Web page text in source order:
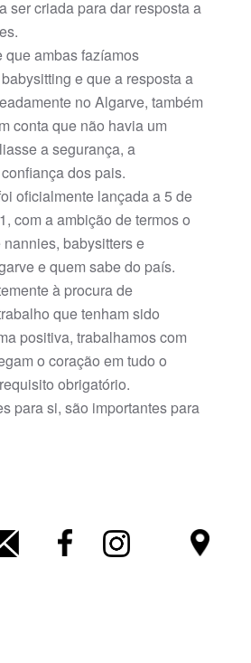
ser criada para dar resposta a
ambas fazíamos
e que a resposta a
no Algarve, também
conta que não havia um
a segurança, a
dos pais.
oficialmente lançada a 5 de
com a ambição de termos o
babysitters e
e quem sabe do país.
à procura de
que tenham sido
positiva, trabalhamos com
o coração em tudo o
obrigatório.
para si, são importantes para